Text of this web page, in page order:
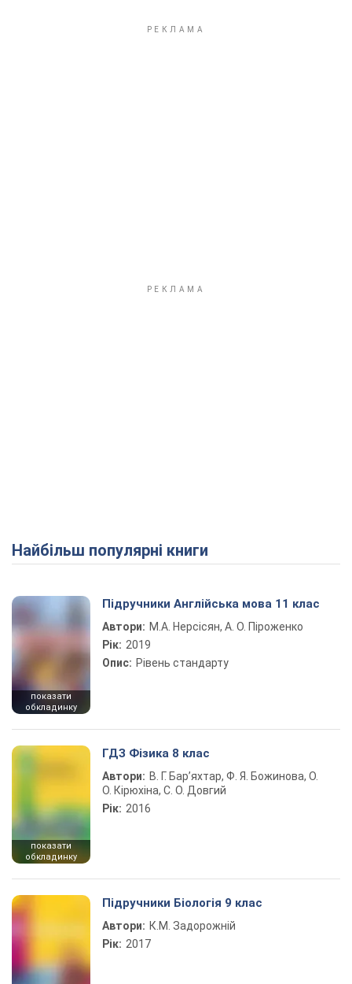
Найбільш популярні книги
показати
обкладинку
Підручники Англійська мова 11 клас
Автори: М.А. Нерсісян, А. О. Піроженко
Рік: 2019
Опис: Рівень стандарту
показати
обкладинку
ГДЗ Фізика 8 клас
Автори: В. Г. Бар’яхтар, Ф. Я. Божинова, О.
О. Кірюхіна, С. О. Довгий
Рік: 2016
Підручники Біологія 9 клас
Автори: К.М. Задорожній
Рік: 2017